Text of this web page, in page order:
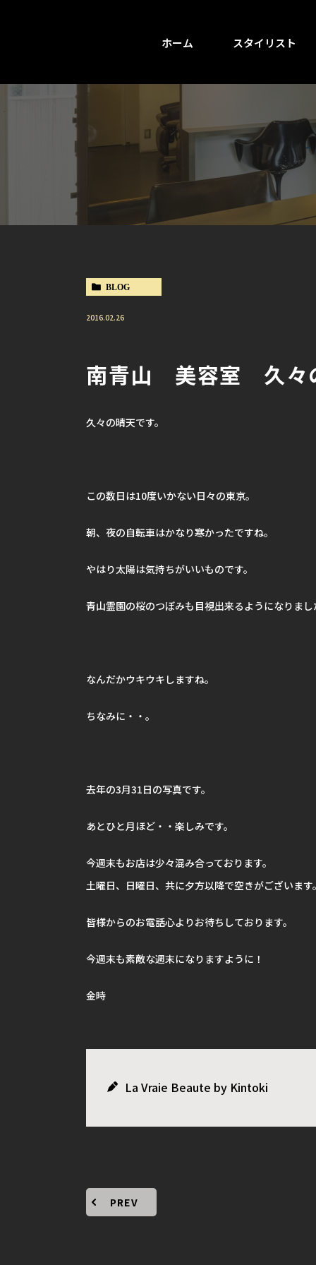
ホーム スタイリスト
BLOG
2016.02.26
南青山 美容室 久々
久々の晴天です。
この数日は10度いかない日々の東京。
朝、夜の自転車はかなり寒かったですね。
やはり太陽は気持ちがいいものです。
青山霊園の桜のつぼみも目視出来るようになりまし
なんだかウキウキしますね。
ちなみに・・。
去年の3月31日の写真です。
あとひと月ほど・・楽しみです。
今週末もお店は少々混み合っております。
土曜日、日曜日、共に夕方以降で空きがございます
皆様からのお電話心よりお待ちしております。
今週末も素敵な週末になりますように！
金時
La Vraie Beaute by Kintoki
PREV